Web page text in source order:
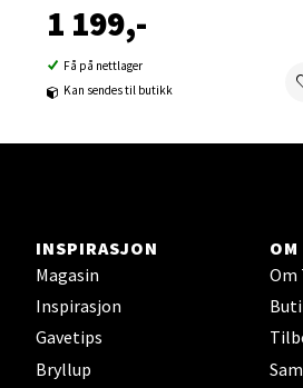
1 199,-
Få på nettlager
Kan sendes til butikk
INSPIRASJON
Magasin
Inspirasjon
Gavetips
Bryllup
Om
Åpent i dag 10-19
0 i butikk